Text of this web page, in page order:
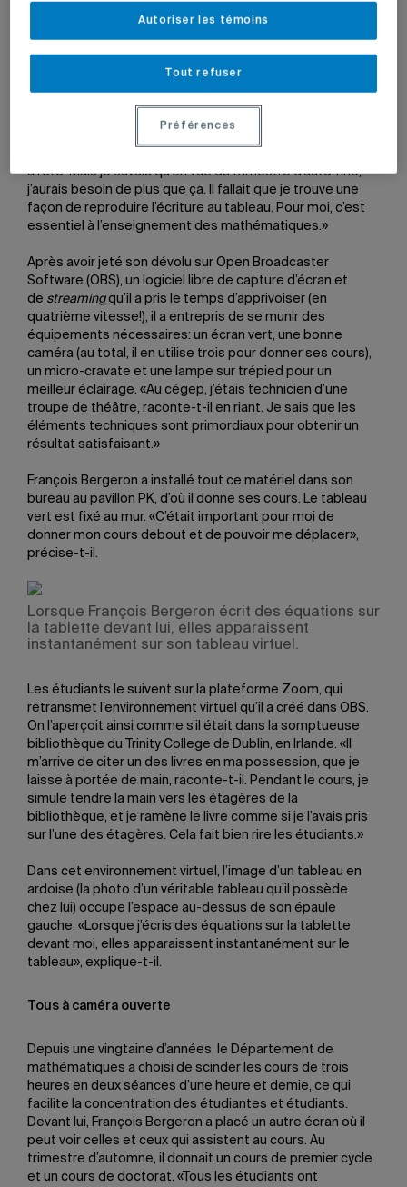
Reproduire l’écriture au tableau
les arrière-plans virtuels de Zoom pour afficher des
à l’été. Mais je savais qu’en vue du trimestre d’automne,
j’aurais besoin de plus que ça. Il fallait que je trouve une
façon de reproduire l’écriture au tableau. Pour moi, c’est
essentiel à l’enseignement des mathématiques.»
Après avoir jeté son dévolu sur Open Broadcaster
Software (OBS), un logiciel libre de capture d’écran et
de streamingqu’il a pris le temps d’apprivoiser (en
quatrième vitesse!), il a entrepris de se munir des
équipements nécessaires: un écran vert, une bonne
caméra (au total, il en utilise trois pour donner ses cours),
un micro-cravate et une lampe sur trépied pour un
meilleur éclairage. «Au cégep, j’étais technicien d’une
troupe de théâtre, raconte-t-il en riant. Je sais que les
éléments techniques sont primordiaux pour obtenir un
résultat satisfaisant.»
François Bergeron a installé tout ce matériel dans son
bureau au pavillon PK, d’où il donne ses cours. Le tableau
vert est fixé au mur. «C’était important pour moi de
donner mon cours debout et de pouvoir me déplacer»,
précise-t-il.
Lorsque François Bergeron écrit des équations sur
la tablette devant lui, elles apparaissent
instantanément sur son tableau virtuel.
Les étudiants le suivent sur la plateforme Zoom, qui
retransmet l’environnement virtuel qu’il a créé dans OBS.
On l’aperçoit ainsi comme s’il était dans la somptueuse
bibliothèque du Trinity College de Dublin, en Irlande. «Il
m’arrive de citer un des livres en ma possession, que je
laisse à portée de main, raconte-t-il. Pendant le cours, je
simule tendre la main vers les étagères de la
bibliothèque, et je ramène le livre comme si je l’avais pris
sur l’une des étagères. Cela fait bien rire les étudiants.»
Dans cet environnement virtuel, l’image d’un tableau en
ardoise (la photo d’un véritable tableau qu’il possède
chez lui) occupe l’espace au-dessus de son épaule
gauche. «Lorsque j’écris des équations sur la tablette
devant moi, elles apparaissent instantanément sur le
tableau», explique-t-il.
Tous à caméra ouverte
Depuis une vingtaine d’années, le Département de
mathématiques a choisi de scinder les cours de trois
heures en deux séances d’une heure et demie, ce qui
facilite la concentration des étudiantes et étudiants.
Devant lui, François Bergeron a placé un autre écran où il
peut voir celles et ceux qui assistent au cours. Au
trimestre d’automne, il donnait un cours de premier cycle
et un cours de doctorat. «Tous les étudiants ont
Tout refuser
Autoriser les témoins
Préférences